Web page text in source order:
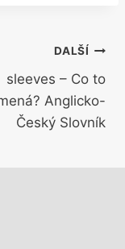
DALŠÍ
sleeves – Co to
Anglicko-
Český Slovník